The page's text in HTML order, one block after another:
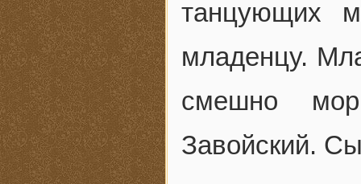
танцующих
младенцу.
смешно
Завойский.